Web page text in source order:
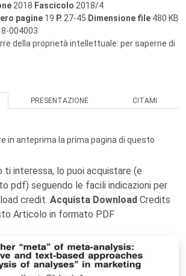
2018 Fascicolo 2018/4
pagine 19 P. 27-45 Dimensione file 480 KB
004003
della proprietà intellettuale: per saperne di
PRESENTAZIONE CITAMI
in anteprima la prima pagina di questo
interessa, lo puoi acquistare (e
pdf) seguendo le facili indicazioni per
credit. Acquista Download Credits
Articolo in formato PDF